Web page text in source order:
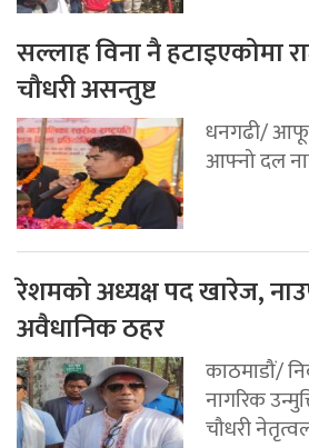
सल्लाह विना नै हटाइएकोमा
चौधरी असन्तुष्ट
धनगढी/
आफ्नो दल
रेशमको अध्यक्ष पद खारेज,
अवैधानिक ठहर
काठमाडौं/
नागरिक
चौधरी